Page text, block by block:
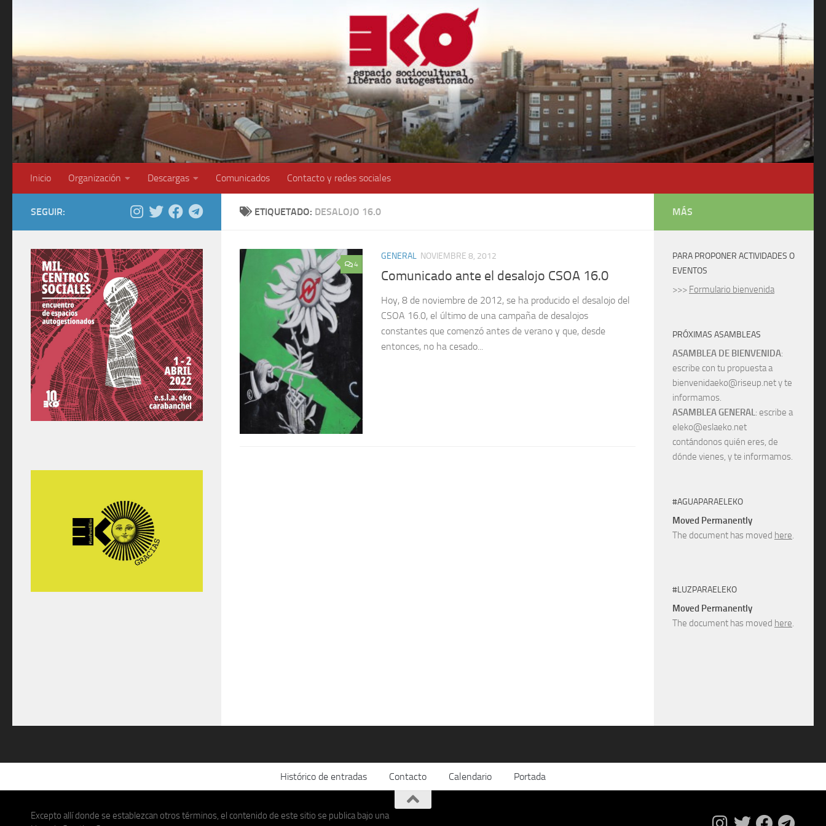
Inicio Organización Descargas Comunicados Contacto y redes sociales
ETIQUETADO: DESALOJO 16.0
4
GENERAL NOVIEMBRE 8, 2012
Comunicado ante el desalojo CSOA 16.0
Hoy, 8 de noviembre de 2012, se ha producido el desalojo del
CSOA 16.0, el último de una campaña de desalojos
constantes que comenzó antes de verano y que, desde
entonces, no ha cesado...
SEGUIR: MÁS
PARA PROPONER ACTIVIDADES O
EVENTOS
>>> Formulario bienvenida
PRÓXIMAS ASAMBLEAS
ASAMBLEA DE BIENVENIDA:
escribe con tu propuesta a
bienvenidaeko@riseup.net y te
informamos.
ASAMBLEA GENERAL: escribe a
eleko@eslaeko.net
contándonos quién eres, de
dónde vienes, y te informamos.
#AGUAPARAELEKO
Moved Permanently
The document has moved here.
#LUZPARAELEKO
Moved Permanently
The document has moved here.
Histórico de entradas Contacto Calendario Portada
Excepto allí donde se establezcan otros términos, el contenido de este sitio se publica bajo una